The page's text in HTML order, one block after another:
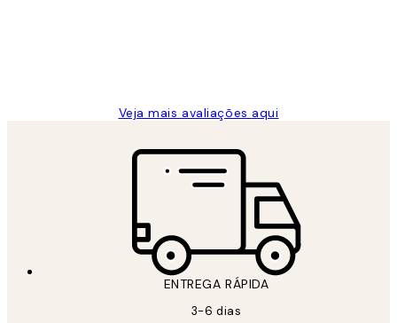
Veja mais avaliações aqui
ENTREGA RÁPIDA
3-6 dias